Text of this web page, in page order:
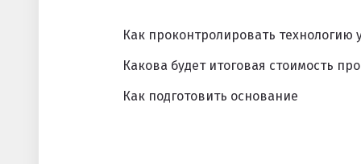
Как проконтролировать технологию
Какова будет итоговая стоимость
Как подготовить основание